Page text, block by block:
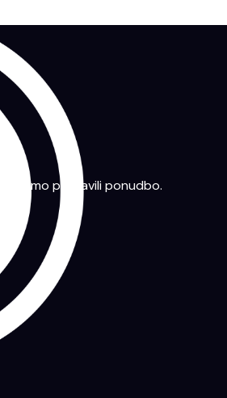
bomo pripravili ponudbo.